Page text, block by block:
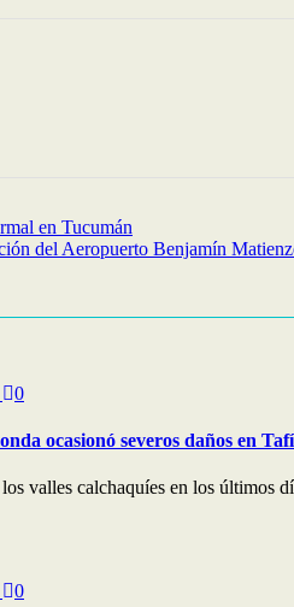
en Tucumán
del Aeropuerto Benjamín
0
ocasionó severos daños en
valles calchaquíes en los últimos
0